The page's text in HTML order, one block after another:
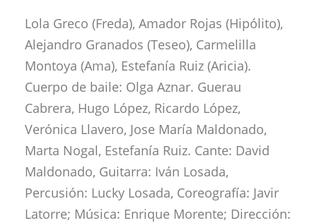
Lola Greco (Freda), Amador Rojas (Hipólito),
Alejandro Granados (Teseo), Carmelilla
Montoya (Ama), Estefanía Ruiz (Aricia).
Cuerpo de baile: Olga Aznar. Guerau
Cabrera, Hugo López, Ricardo López,
Verónica Llavero, Jose María Maldonado,
Marta Nogal, Estefanía Ruiz. Cante: David
Maldonado, Guitarra: Iván Losada,
Percusión: Lucky Losada, Coreografía: Javir
Latorre; Música: Enrique Morente; Dirección: